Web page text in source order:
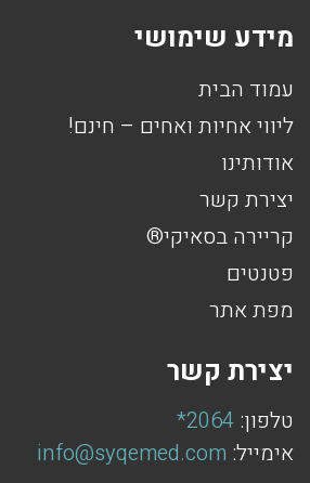
מידע שימושי
עמוד הבית
ליווי אחיות ואחים – חינם!
אודותינו
יצירת קשר
קריירה בסאיקי®
פטנטים
מפת אתר
יצירת קשר
טלפון:2064*
אימייל: info@syqemed.com